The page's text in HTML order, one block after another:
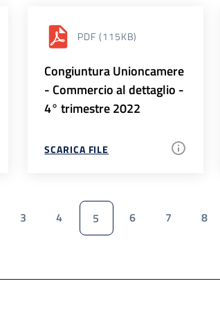
PDF (115KB)
Congiuntura Unioncamere
- Commercio al dettaglio -
4° trimestre 2022
SCARICA FILE
3 4 5 6 7 8